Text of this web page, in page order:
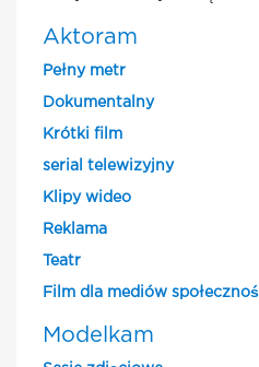
Aktoram
Pełny metr
Dokumentalny
Krótki film
serial telewizyjny
Klipy wideo
Reklama
Teatr
Film dla mediów
Modelkam